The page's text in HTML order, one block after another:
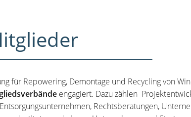
für Repowering, Demontage und Recycling von
engagiert. Dazu zählen
Rechtsberatungen,